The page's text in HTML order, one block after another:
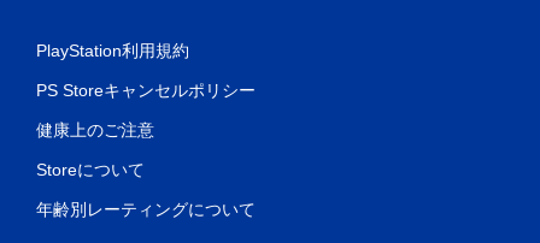
PlayStation利用規約
PS Storeキャンセルポリシー
健康上のご注意
Storeについて
年齢別レーティングについて